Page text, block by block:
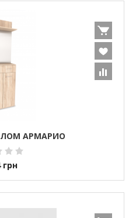
АРМАРИО
грн